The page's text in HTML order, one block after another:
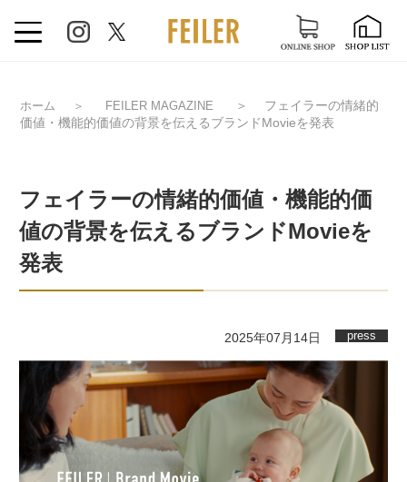
ホーム ＞ FEILER MAGAZINE ＞
フェイラーの情緒的
価値・機能的価値の背景を伝えるブランドMovieを発表
フェイラーの情緒的価値・機能的価
値の背景を伝えるブランドMovieを
発表
2025年07月14日 press